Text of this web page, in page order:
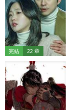
完結 22 章